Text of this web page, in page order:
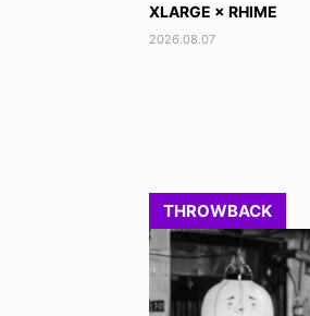
TONY ALVA (ENGLISH)
2026.08.07
THROWBACK